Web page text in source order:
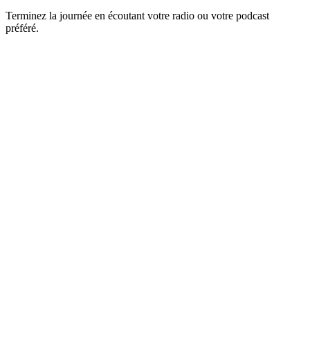
Terminez la journée en écoutant votre radio ou votre podcast
préféré.